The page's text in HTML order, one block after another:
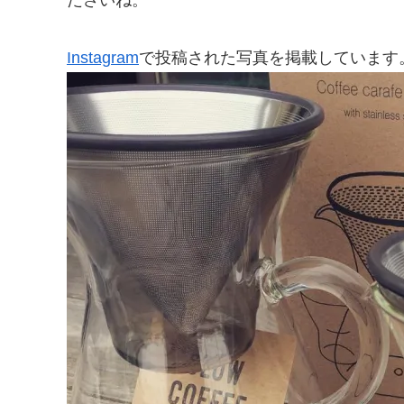
Instagramで投稿された写真を掲載しています